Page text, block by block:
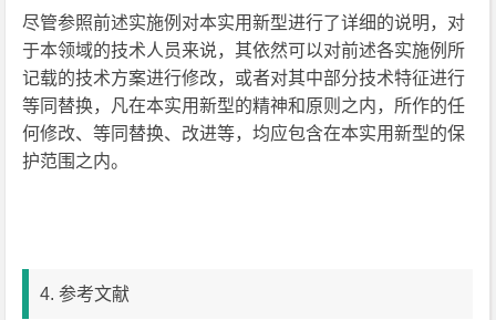
尽管参照前述实施例对本实用新型进行了详细的说明，对
于本领域的技术人员来说，其依然可以对前述各实施例所
记载的技术方案进行修改，或者对其中部分技术特征进行
等同替换，凡在本实用新型的精神和原则之内，所作的任
何修改、等同替换、改进等，均应包含在本实用新型的保
护范围之内。
4. 参考文献